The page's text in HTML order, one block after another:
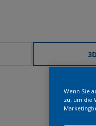
3D
Wenn Sie
zu, um die